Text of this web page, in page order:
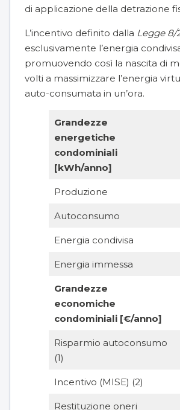
di applicazione della detrazione
L’incentivo definito dalla Legge 8/
esclusivamente l’energia
promuovendo così la nascita di
volti a massimizzare l’energia
auto-consumata in un’ora.
Grandezze
energetiche
condominiali
[kWh/anno]
Produzione
Autoconsumo
Energia condivisa
Energia immessa
Grandezze
economiche
condominiali [€/anno]
Risparmio autoconsumo
(1)
Incentivo (MISE) (2)
Restituzione oneri